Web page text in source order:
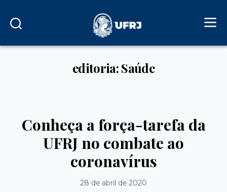
editoria: Saúde
Conheça a força-tarefa da
UFRJ no combate ao
coronavírus
28 de abril de 2020